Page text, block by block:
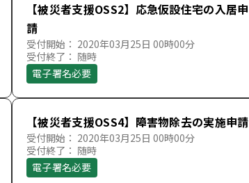
【被災者支援OSS2】応急仮設住宅の入居申
請
受付開始： 2020年03月25日 00時00分
受付終了： 随時
電子署名必要
【被災者支援OSS4】障害物除去の実施申請
受付開始： 2020年03月25日 00時00分
受付終了： 随時
電子署名必要